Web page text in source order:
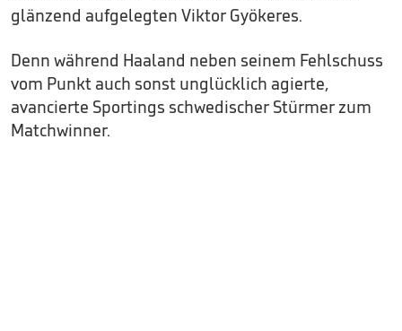
glänzend aufgelegten Viktor Gyökeres.
Denn während Haaland neben seinem Fehlschuss
vom Punkt auch sonst unglücklich agierte,
avancierte Sportings schwedischer Stürmer zum
Matchwinner.